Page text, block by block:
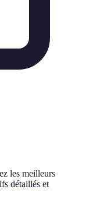
les meilleurs
détaillés et